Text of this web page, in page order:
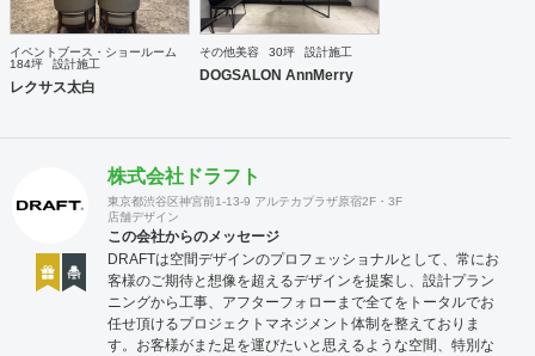
イベントブース・ショールーム
184坪
設計施工
レクサス太白
その他美容 30坪 設計施工
DOGSALON AnnMerry
株式会社ドラフト
東京都渋谷区神宮前1-13-9 アルテカプラザ原宿2F・3F
店舗デザイン
この会社からのメッセージ
DRAFTは空間デザインのプロフェッショナルとして、常にお
客様のご期待と想像を超えるデザインを提案し、設計プラン
ニングから工事、アフターフォローまで全てをトータルでお
任せ頂けるプロジェクトマネジメント体制を整えておりま
す。お客様がまた足を運びたいと思えるような空間、特別な